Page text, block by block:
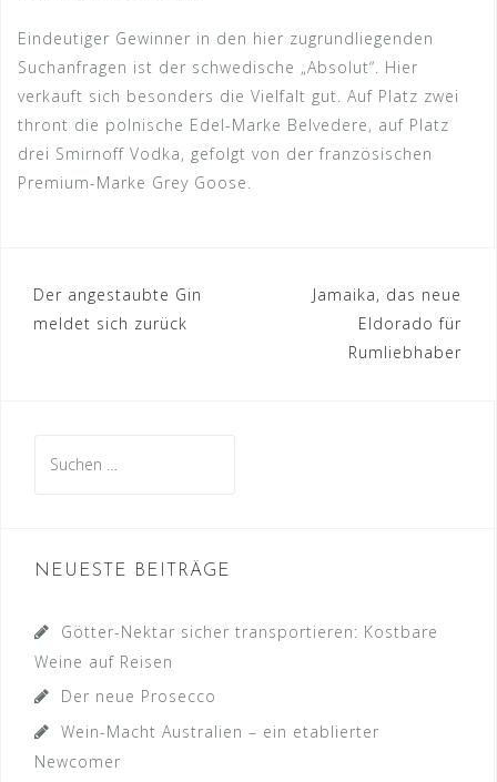
Eindeutiger Gewinner in den hier zugrundliegenden
Suchanfragen ist der schwedische „Absolut“. Hier
verkauft sich besonders die Vielfalt gut. Auf Platz zwei
thront die polnische Edel-Marke Belvedere, auf Platz
drei Smirnoff Vodka, gefolgt von der französischen
Premium-Marke Grey Goose.
Beitragsnavigation
Der angestaubte Gin
meldet sich zurück
Jamaika, das neue
Eldorado für
Rumliebhaber
nach:
NEUESTE BEITRÄGE
Götter-Nektar sicher transportieren: Kostbare
Weine auf Reisen
Der neue Prosecco
Wein-Macht Australien – ein etablierter
Newcomer